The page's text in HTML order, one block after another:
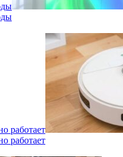
работает
работает